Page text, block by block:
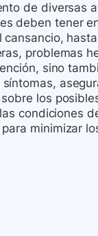
de 18 años.
de diversas
deben tener
problemas
sino
los
condiciones
minimizar